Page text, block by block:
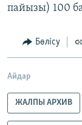
пайызы) 100
Бөлісу
Айдар
ЖАЛПЫ АРХИВ